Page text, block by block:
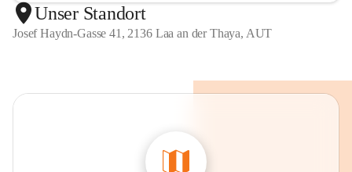
Unser Standort
Josef Haydn-Gasse 41, 2136 Laa an der Thaya, AUT